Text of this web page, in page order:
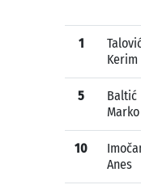
1
Kerim
5
Baltić
Marko
10
Anes